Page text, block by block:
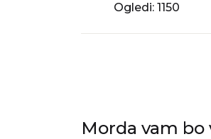
Ogledi: 1150
Morda vam bo